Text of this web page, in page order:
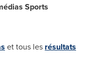
Sports
et tous les résultats